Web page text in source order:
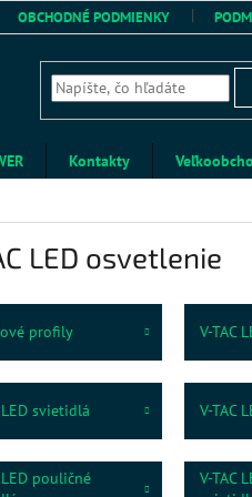
OBCHODNÉ PODMIENKY
Kontakty
LED osvetlenie
profily V-TAC
LED svietidlá V-TAC
LED pouličné
V-TAC